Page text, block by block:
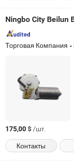
Ningbo City Beilun
Торговая Компания
175,00$/шт.
Контакты